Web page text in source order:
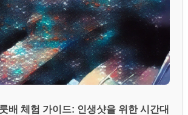
배 체험 가이드: 인생샷을 위한 시간대